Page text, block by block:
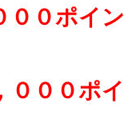
００ポイン
００ポイ